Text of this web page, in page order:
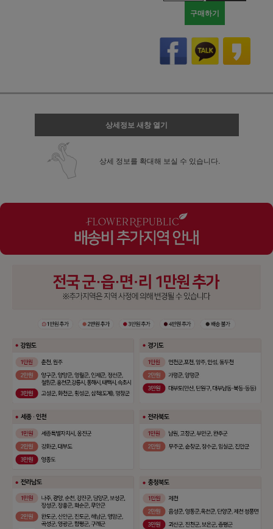
구매하기
상세정보 새창 열기
상세 정보를 확대해 보실 수 있습니다.